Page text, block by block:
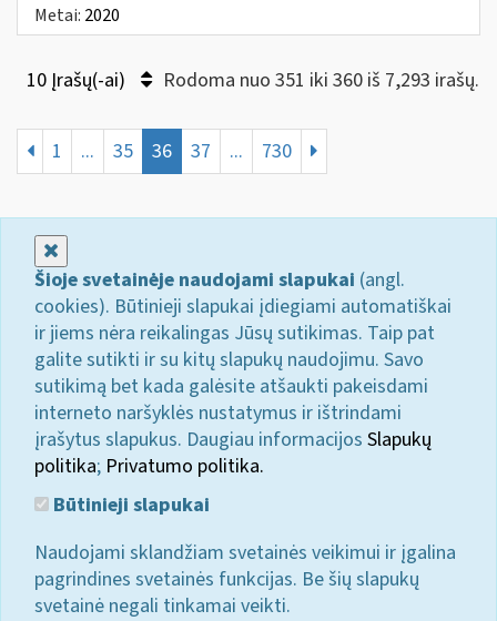
Metai: 2020
10 Įrašų(-ai) Rodoma nuo 351 iki 360 iš 7,293 irašų.
1 ... 35 36 37 ... 730
Šioje svetainėje naudojami slapukai (angl.
cookies). Būtinieji slapukai įdiegiami automatiškai
ir jiems nėra reikalingas Jūsų sutikimas. Taip pat
galite sutikti ir su kitų slapukų naudojimu. Savo
sutikimą bet kada galėsite atšaukti pakeisdami
interneto naršyklės nustatymus ir ištrindami
įrašytus slapukus. Daugiau informacijos Slapukų
politika; Privatumo politika.
Būtinieji slapukai
Naudojami sklandžiam svetainės veikimui ir įgalina
pagrindines svetainės funkcijas. Be šių slapukų
svetainė negali tinkamai veikti.